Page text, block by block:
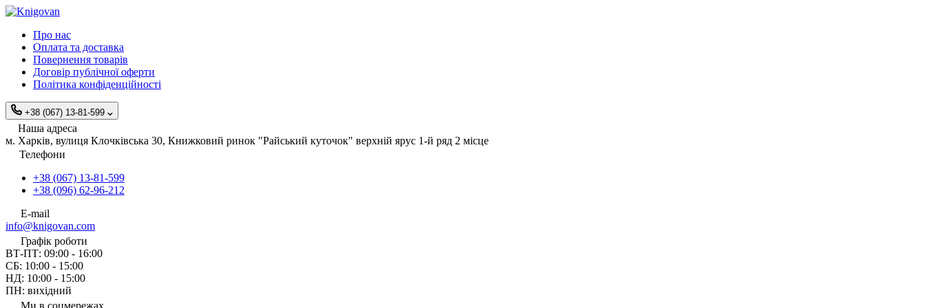
Про нас
Оплата та доставка
Повернення товарів
Договір публічної оферти
Політика конфіденційності
+38 (067) 13-81-599
Наша адреса
м. Харків, вулиця Клочківська 30, Книжковий ринок "Райський куточок" верхній ярус 1-й ряд 2 місце
Телефони
+38 (067) 13-81-599
+38 (096) 62-96-212
E-mail
info@knigovan.com
Графік роботи
ВТ-ПТ: 09:00 - 16:00
СБ: 10:00 - 15:00
НД: 10:00 - 15:00
ПН: вихідний
Ми в соцмережах